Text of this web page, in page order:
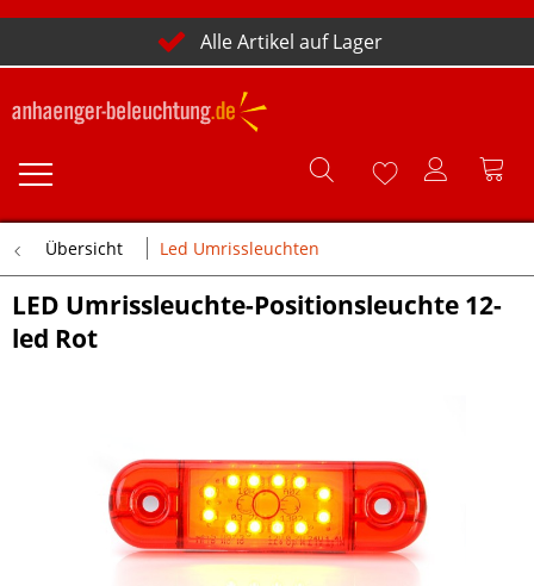
Alle Artikel auf Lager
Übersicht Led Umrissleuchten
LED Umrissleuchte-Positionsleuchte 12-
led Rot